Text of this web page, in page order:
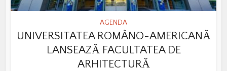
AGENDA
UNIVERSITATEA ROMÂNO-AMERICANĂ
LANSEAZĂ FACULTATEA DE
ARHITECTURĂ